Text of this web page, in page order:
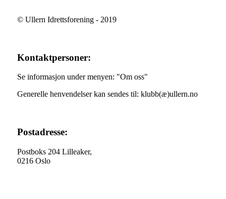
© Ullern Idrettsforening - 2019
Kontaktpersoner:
Se informasjon under menyen: "Om oss"
Generelle henvendelser kan sendes til: klubb(æ)ullern.no
Postadresse:
Postboks 204 Lilleaker,
0216 Oslo